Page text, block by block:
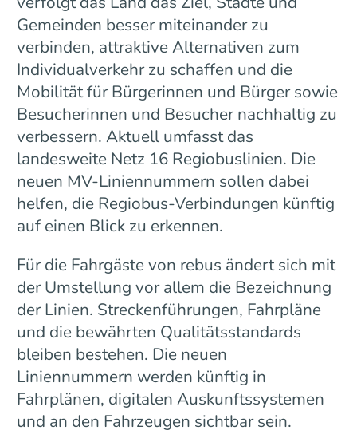
Gemeinden besser miteinander zu
verbinden, attraktive Alternativen zum
Individualverkehr zu schaffen und die
Mobilität für Bürgerinnen und Bürger sowie
Besucherinnen und Besucher nachhaltig zu
verbessern. Aktuell umfasst das
landesweite Netz 16 Regiobuslinien. Die
neuen MV-Liniennummern sollen dabei
helfen, die Regiobus-Verbindungen künftig
auf einen Blick zu erkennen.
Für die Fahrgäste von rebus ändert sich mit
der Umstellung vor allem die Bezeichnung
der Linien. Streckenführungen, Fahrpläne
und die bewährten Qualitätsstandards
bleiben bestehen. Die neuen
Liniennummern werden künftig in
Fahrplänen, digitalen Auskunftssystemen
und an den Fahrzeugen sichtbar sein.